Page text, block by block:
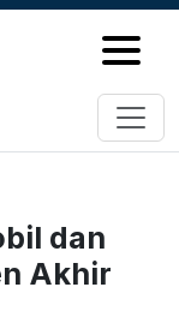
dan
Akhir